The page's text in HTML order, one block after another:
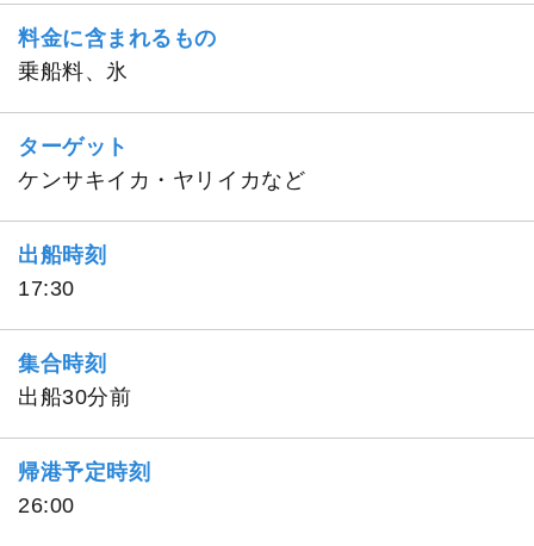
料金に含まれるもの
乗船料、氷
ターゲット
ケンサキイカ・ヤリイカなど
出船時刻
17:30
集合時刻
出船30分前
帰港予定時刻
26:00